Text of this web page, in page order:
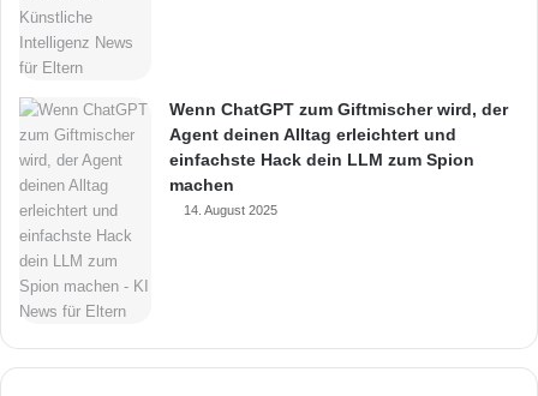
Wenn ChatGPT zum Giftmischer wird, der
Agent deinen Alltag erleichtert und
einfachste Hack dein LLM zum Spion
machen
14. August 2025